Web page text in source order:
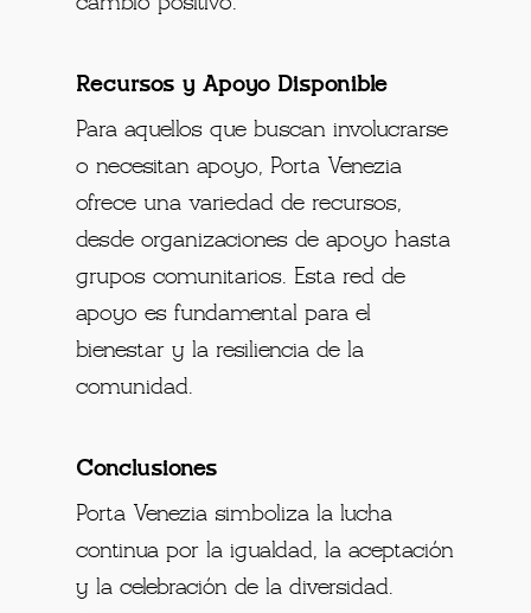
Recursos y Apoyo Disponible
Para aquellos que buscan involucrarse
o necesitan apoyo, Porta Venezia
ofrece una variedad de recursos,
desde organizaciones de apoyo hasta
grupos comunitarios. Esta red de
apoyo es fundamental para el
bienestar y la resiliencia de la
comunidad.
Conclusiones
Porta Venezia simboliza la lucha
continua por la igualdad, la aceptación
y la celebración de la diversidad.